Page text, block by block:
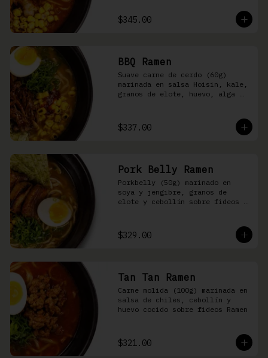
$345.00
BBQ Ramen
Suave carne de cerdo (60g)
marinada en salsa Hoisin, kale,
granos de elote, huevo, alga
cerdo
$337.00
Pork Belly Ramen
Porkbelly (50g) marinado en
soya y jengibre, granos de
elote y cebollín sobre fideos
$329.00
Tan Tan Ramen
Carne molida (100g) marinada en
salsa de chiles, cebollín y
huevo cocido sobre fideos Ramen
$321.00